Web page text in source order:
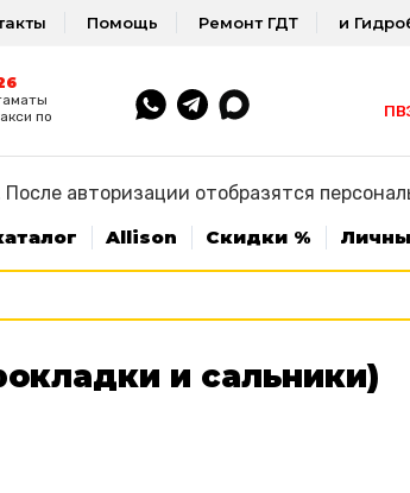
Помощь Ремонт ГДТ и
по
авторизации отобразятся
Allison Скидки %
и сальники)